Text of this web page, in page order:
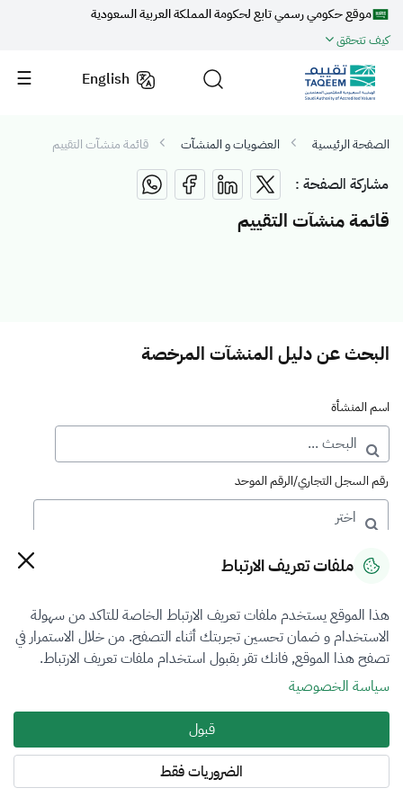
موقع حكومي رسمي تابع لحكومة المملكة العربية السعودية
كيف تتحقق
English
الصفحة الرئيسية العضويات و المنشآت قائمة منشآت التقييم
مشاركة الصفحة :
قائمة منشآت التقييم
البحث عن دليل المنشآت المرخصة
اسم المنشأة
رقم السجل التجاري/الرقم الموحد
رقم الترخيص
التصنيف
VFR3
فرع التقييم
ملفات تعريف الارتباط
هذا الموقع يستخدم ملفات تعريف الارتباط الخاصة للتاكد من سهولة
الاستخدام و ضمان تحسين تجربتك أثناء التصفح. من خلال الاستمرار في
تصفح هذا الموقع, فانك تقر بقبول استخدام ملفات تعريف الارتباط.
سياسة الخصوصية
قبول
الضروريات فقط